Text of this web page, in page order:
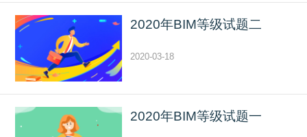
2020年BIM等级试题二
2020-03-18
2020年BIM等级试题一